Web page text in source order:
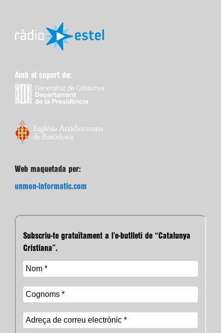
Amb el suport de:
Web maquetada per:
unmon-informatic.com
Subscriu-te gratuïtament a l’e-butlletí de “Catalunya
Cristiana”.